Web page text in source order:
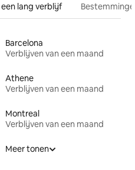
lang verblijf
Barcelona
Verblijven van een maand
Athene
Verblijven van een maand
Montreal
Verblijven van een maand
Meer tonen